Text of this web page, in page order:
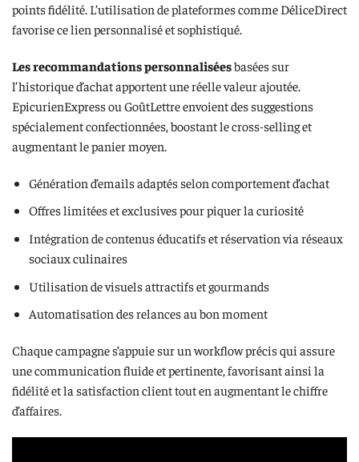
points fidélité. L’utilisation de plateformes comme DéliceDirect
favorise ce lien personnalisé et sophistiqué.
Les recommandations personnaliséesbasées sur
l’historique d’achat apportent une réelle valeur ajoutée.
EpicurienExpress ou GoûtLettre envoient des suggestions
spécialement confectionnées, boostant le cross-selling et
augmentant le panier moyen.
Génération d’emails adaptés selon comportement d’achat
Offres limitées et exclusives pour piquer la curiosité
Intégration de contenus éducatifs et réservation via réseaux
sociaux culinaires
Utilisation de visuels attractifs et gourmands
Automatisation des relances au bon moment
Chaque campagne s’appuie sur un workflow précis qui assure
une communication fluide et pertinente, favorisant ainsi la
fidélité et la satisfaction client tout en augmentant le chiffre
d’affaires.